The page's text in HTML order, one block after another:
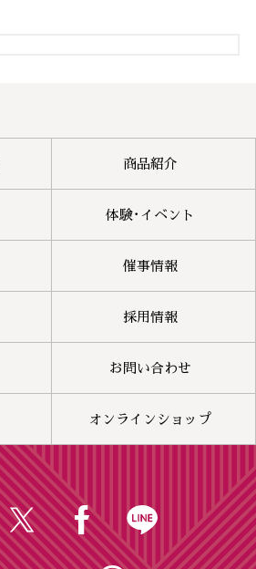
商品紹介
体験･イベント
催事情報
採用情報
お問い合わせ
オンラインショップ